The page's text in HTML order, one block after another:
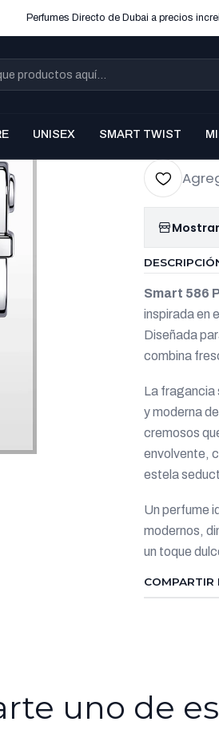
UNISEX SMART TWIST
Perfumes Directo de Dubai a precios
|
EDP
Cantidad
Smart 586
inspirada en
Diseñada
combina
La fragancia
y moderna
cremosos
envolvente,
estela
Un perfume
modernos,
un toque
COMPARTIR
uno de